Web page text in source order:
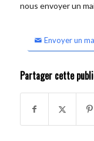
nous envoyer un
Envoyer un
Partager cette